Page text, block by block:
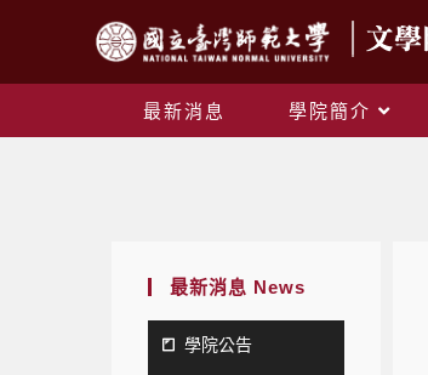
最新消息 學院簡介
最新消息 News
學院公告